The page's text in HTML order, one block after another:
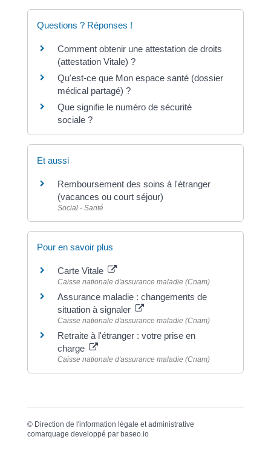
Questions ? Réponses !
Comment obtenir une attestation de droits
(attestation Vitale) ?
Qu'est-ce que Mon espace santé (dossier
médical partagé) ?
Que signifie le numéro de sécurité
sociale ?
Et aussi
Remboursement des soins à l'étranger
(vacances ou court séjour)
Social - Santé
Pour en savoir plus
Carte Vitale
Caisse nationale d'assurance maladie (Cnam)
Assurance maladie : changements de
situation à signaler
Caisse nationale d'assurance maladie (Cnam)
Retraite à l'étranger : votre prise en
charge
Caisse nationale d'assurance maladie (Cnam)
© Direction de l'information légale et administrative
comarquage developpé par baseo.io